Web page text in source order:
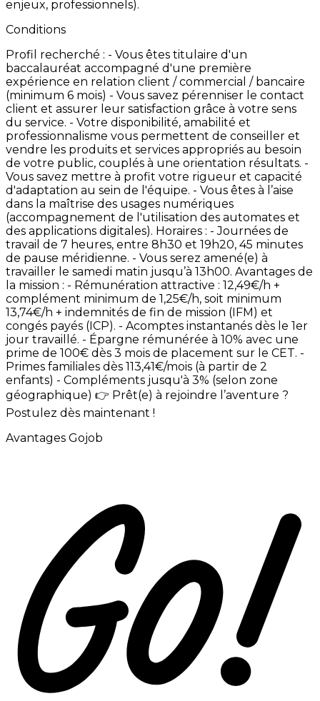
enjeux, professionnels).
Conditions
Profil recherché : - Vous êtes titulaire d'un
baccalauréat accompagné d'une première
expérience en relation client /commercial / bancaire
(minimum 6 mois) - Vous savez pérenniser le contact
client et assurer leur satisfaction grâce à votre sens
du service. - Votre disponibilité, amabilité et
professionnalisme vous permettent de conseiller et
vendre les produits et services appropriés au besoin
de votre public, couplés à une orientation résultats. -
Vous savez mettre à profit votre rigueur et capacité
d'adaptation au sein de l'équipe. - Vous êtes à l’aise
dans la maîtrise des usages numériques
(accompagnement de l'utilisation des automates et
des applications digitales). Horaires : -Journées de
travail de 7 heures, entre 8h30 et 19h20, 45 minutes
de pause méridienne. - Vous serez amené(e) à
travailler le samedi matin jusqu’à 13h00. Avantages de
la mission : - Rémunération attractive : 12,49€/h +
complément minimum de 1,25€/h, soit minimum
13,74€/h + indemnités de fin de mission (IFM) et
congés payés (ICP). - Acomptes instantanés dès le 1er
jour travaillé. - Épargne rémunérée à 10% avec une
prime de 100€ dès 3 mois de placement sur le CET. -
Primes familiales dès 113,41€/mois (à partir de 2
enfants) - Compléments jusqu'à 3% (selon zone
géographique) 👉 Prêt(e) à rejoindre l’aventure ?
Postulez dès maintenant !
Avantages Gojob